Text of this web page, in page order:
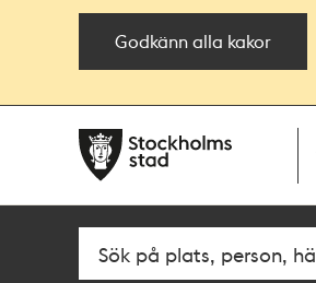
Godkänn alla kakor
navigationen
huvudinnehållet
Fritextsök